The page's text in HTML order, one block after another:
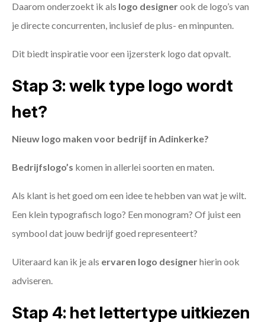
Daarom onderzoekt ik als logo designerook de logo’s van
je directe concurrenten, inclusief de plus- en minpunten.
Dit biedt inspiratie voor een ijzersterk logo dat opvalt.
Stap 3: welk type logo wordt
het?
Nieuw logo maken voor bedrijf in Adinkerke?
Bedrijfslogo’s komen in allerlei soorten en maten.
Als klant is het goed om een idee te hebben van wat je wilt.
Een klein typografisch logo? Een monogram? Of juist een
symbool dat jouw bedrijf goed representeert?
Uiteraard kan ik je als ervaren logo designerhierin ook
adviseren.
Stap 4: het lettertype uitkiezen